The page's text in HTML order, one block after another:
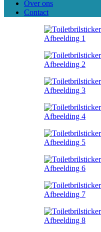
Over ons
Contact